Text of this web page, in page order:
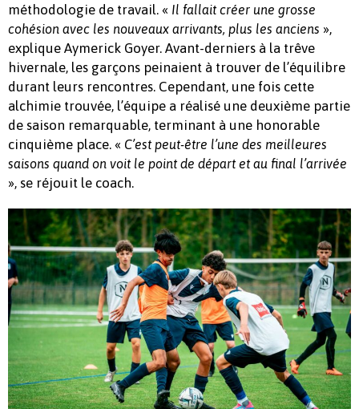
méthodologie de travail. « Il fallait créer une grosse
cohésion avec les nouveaux arrivants, plus les anciens »,
explique Aymerick Goyer. Avant-derniers à la trêve
hivernale, les garçons peinaient à trouver de l’équilibre
durant leurs rencontres. Cependant, une fois cette
alchimie trouvée, l’équipe a réalisé une deuxième partie
de saison remarquable, terminant à une honorable
cinquième place. « C’est peut-être l’une des meilleures
saisons quand on voit le point de départ et au final l’arrivée
», se réjouit le coach.